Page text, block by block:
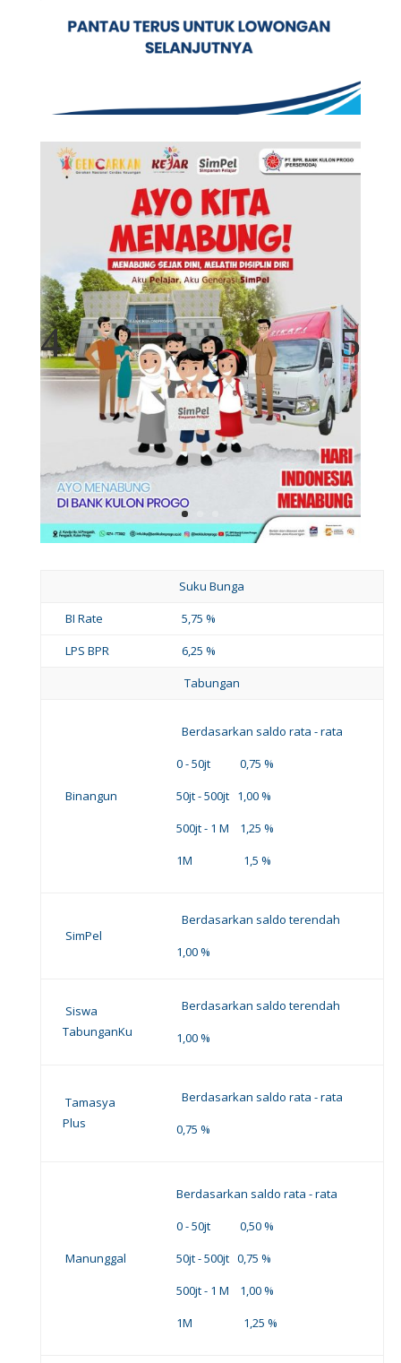
Suku Bunga
BI Rate
5,75 %
LPS BPR
6,25 %
Tabungan
Binangun
Berdasarkan saldo rata - rata
0 - 50jt 0,75 %
50jt - 500jt 1,00 %
500jt - 1 M 1,25 %
1M 1,5 %
SimPel
Berdasarkan saldo terendah
1,00 %
Siswa
TabunganKu
Berdasarkan saldo terendah
1,00 %
Tamasya
Plus
Berdasarkan saldo rata - rata
0,75 %
Manunggal
Berdasarkan saldo rata - rata
0 - 50jt 0,50 %
50jt - 500jt 0,75 %
500jt - 1 M 1,00 %
1M 1,25 %